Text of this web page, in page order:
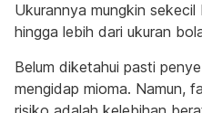
Ukurannya mungkin
hingga lebih dari ukuran
Belum diketahui pasti
mengidap mioma. Namun,